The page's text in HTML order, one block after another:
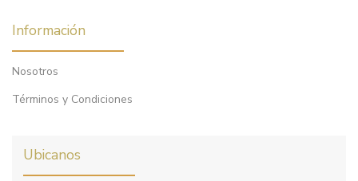
Información
Nosotros
Términos y Condiciones
Ubicanos